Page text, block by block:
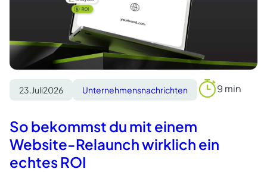
23.Juli2026 Unternehmensnachrichten
Reading
9 min
So bekommst du mit einem
Website-Relaunch wirklich ein
echtes ROI